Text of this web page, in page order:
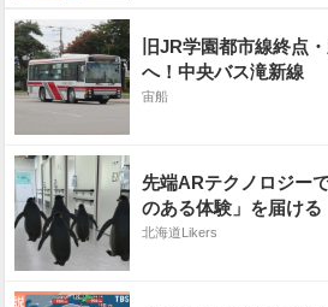
旧JR学園都市線終点
へ！中央バス滝新線
宙船
先端ARテクノロジー
のある体験」を届ける
北海道Likers